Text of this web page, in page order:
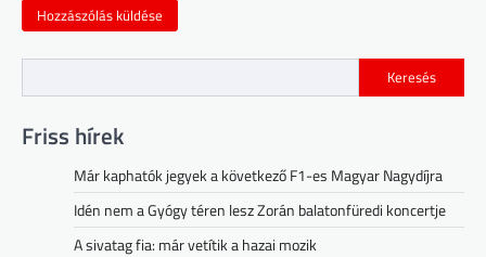
Keresés
Friss hírek
Már kaphatók jegyek a következő F1-es Magyar Nagydíjra
Idén nem a Gyógy téren lesz Zorán balatonfüredi koncertje
A sivatag fia: már vetítik a hazai mozik